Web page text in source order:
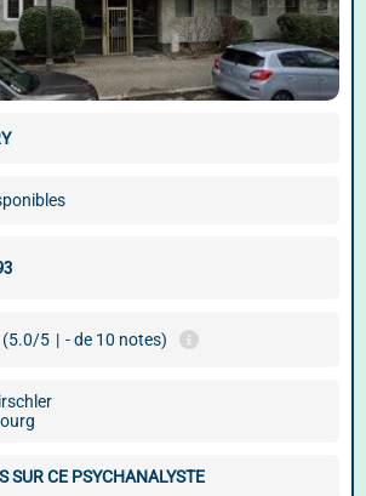
(5.0/5 | - de 10 notes)
SUR CE PSYCHANALYSTE